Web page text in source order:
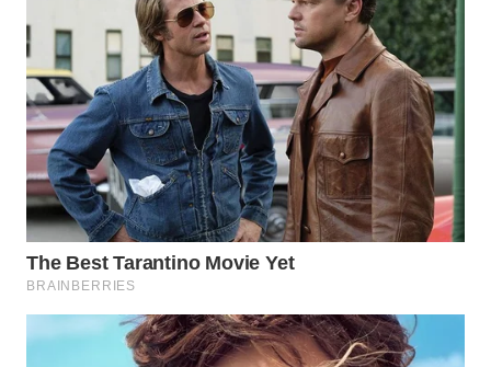
WN
SAMOSIR
WN
PADANG
LAWAS
WN
SUMEDANG
WN
CIANJUR